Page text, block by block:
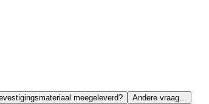
meegeleverd? Andere vraag...